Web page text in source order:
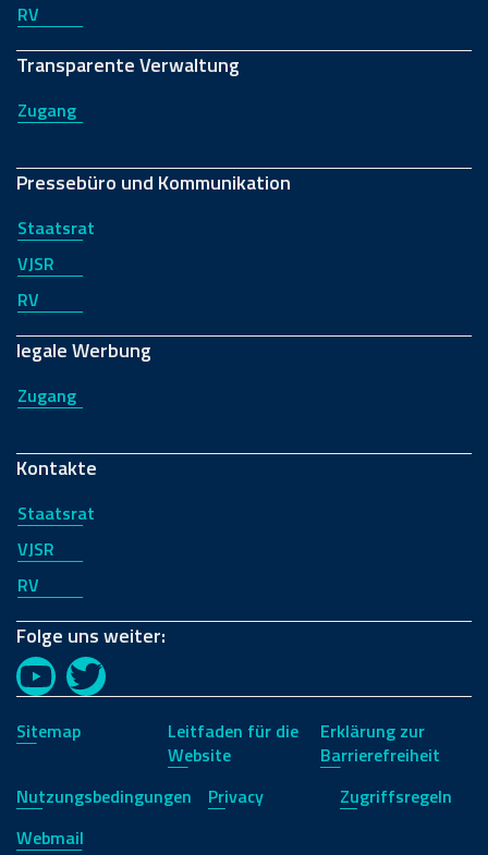
RV
Transparente Verwaltung
Zugang
Pressebüro und Kommunikation
Staatsrat
VJSR
RV
legale Werbung
Zugang
Kontakte
Staatsrat
VJSR
RV
Folge uns weiter:
YouTubeTwitter
Sitemap
Leitfaden für die
Website
Erklärung zur
Barrierefreiheit
Nutzungsbedingungen
Privacy
Zugriffsregeln
Webmail